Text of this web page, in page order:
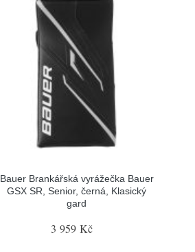
Bauer Brankářská vyrážečka Bauer
GSX SR, Senior, černá, Klasický
gard
3 959 Kč